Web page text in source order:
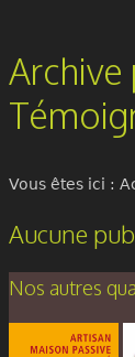
Vous êtes ici :
Aucune
Nos autres